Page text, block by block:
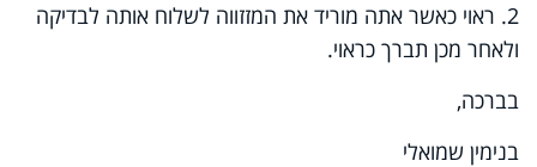
2. ראוי כאשר אתה מוריד את המזזווה לשלוח אותה לבדיקה
ולאחר מכן תברך כראוי.
בברכה,
בנימין שמואלי